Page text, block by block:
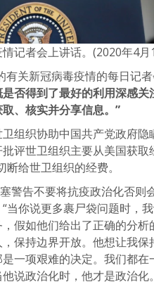
记者会上讲话。(2020年4月
关新冠病毒疫情的每日记者
否得到了最好的利用深感关
、核实并分享信息。”
组织协助中国共产党政府隐
评世卫组织主要从美国获取
给世卫组织的经费。
警告不要将抗疫政治化否则
当你说更多裹尸袋问题时，
假如他们给出了正确的分析
保持边界开放。他想让我保
一项艰难的决定。我们都在
说政治化时，他才是政治化